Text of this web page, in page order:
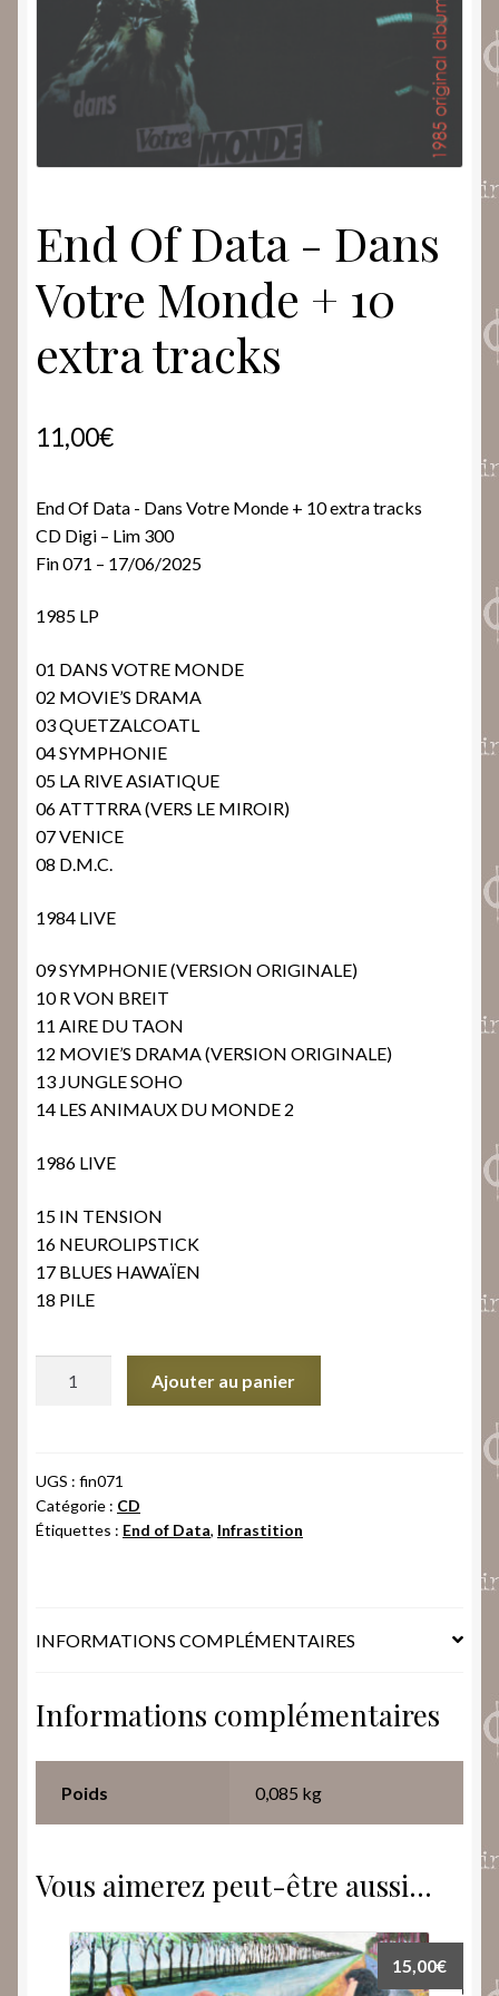
End Of Data ‎- Dans
Votre Monde + 10
extra tracks
11,00€
End Of Data ‎- Dans Votre Monde + 10 extra tracks
CD Digi – Lim 300
Fin 071 – 17/06/2025
1985 LP
01 DANS VOTRE MONDE
02 MOVIE’S DRAMA
03 QUETZALCOATL
04 SYMPHONIE
05 LA RIVE ASIATIQUE
06 ATTTRRA (VERS LE MIROIR)
07 VENICE
08 D.M.C.
1984 LIVE
09 SYMPHONIE (VERSION ORIGINALE)
10 R VON BREIT
11 AIRE DU TAON
12 MOVIE’S DRAMA (VERSION ORIGINALE)
13 JUNGLE SOHO
14 LES ANIMAUX DU MONDE 2
1986 LIVE
15 IN TENSION
16 NEUROLIPSTICK
17 BLUES HAWAÏEN
18 PILE
Data
‎-
Dans
10
tracks
Ajouter au panier
UGS : fin071
Catégorie : CD
Étiquettes : End of Data, Infrastition
INFORMATIONS COMPLÉMENTAIRES
Informations complémentaires
Poids 0,085 kg
Vous aimerez peut-être aussi…
15,00€